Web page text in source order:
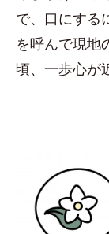
で、口にする
を呼んで現地
頃、一歩心が